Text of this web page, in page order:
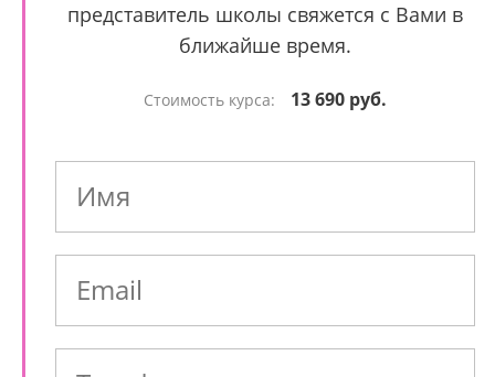
представитель школы свяжется с Вами в
ближайше время.
Стоимость курса: 13 690 руб.